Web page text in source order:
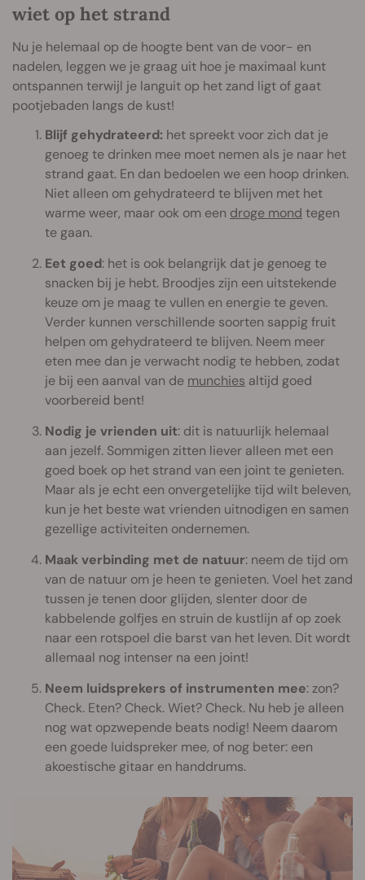
wiet op het strand
Nu je helemaal op de hoogte bent van de voor- en
nadelen, leggen we je graag uit hoe je maximaal kunt
ontspannen terwijl je languit op het zand ligt of gaat
pootjebaden langs de kust!
Blijf gehydrateerd: het spreekt voor zich dat je
genoeg te drinken mee moet nemen als je naar het
strand gaat. En dan bedoelen we een hoop drinken.
Niet alleen om gehydrateerd te blijven met het
warme weer, maar ook om een droge mond tegen
te gaan.
Eet goed: het is ook belangrijk dat je genoeg te
snacken bij je hebt. Broodjes zijn een uitstekende
keuze om je maag te vullen en energie te geven.
Verder kunnen verschillende soorten sappig fruit
helpen om gehydrateerd te blijven. Neem meer
eten mee dan je verwacht nodig te hebben, zodat
je bij een aanval van de munchies altijd goed
voorbereid bent!
Nodig je vrienden uit: dit is natuurlijk helemaal
aan jezelf. Sommigen zitten liever alleen met een
goed boek op het strand van een joint te genieten.
Maar als je echt een onvergetelijke tijd wilt beleven,
kun je het beste wat vrienden uitnodigen en samen
gezellige activiteiten ondernemen.
Maak verbinding met de natuur: neem de tijd om
van de natuur om je heen te genieten. Voel het zand
tussen je tenen door glijden, slenter door de
kabbelende golfjes en struin de kustlijn af op zoek
naar een rotspoel die barst van het leven. Dit wordt
allemaal nog intenser na een joint!
Neem luidsprekers of instrumenten mee: zon?
Check. Eten? Check. Wiet? Check. Nu heb je alleen
nog wat opzwepende beats nodig! Neem daarom
een goede luidspreker mee, of nog beter: een
akoestische gitaar en handdrums.